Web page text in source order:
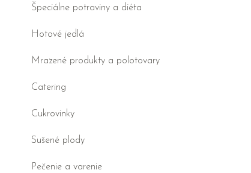
Špeciálne potraviny a diéta
Hotové jedlá
Mrazené produkty a polotovary
Catering
Cukrovinky
Sušené plody
Pečenie a varenie